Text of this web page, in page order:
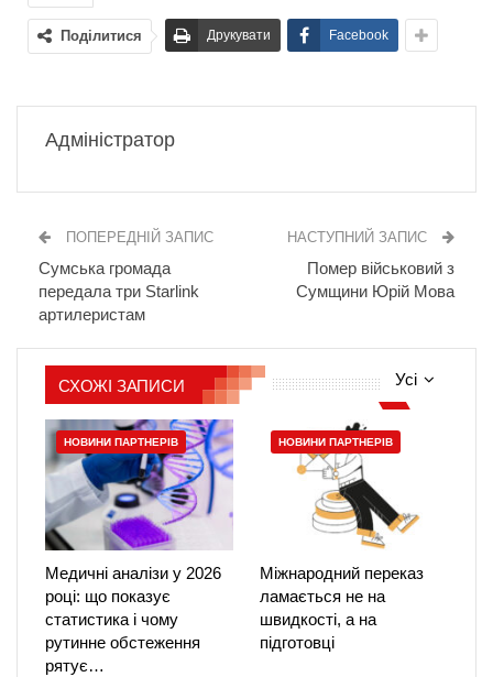
Поділитися Друкувати Facebook
Адміністратор
ПОПЕРЕДНІЙ ЗАПИС
Сумська громада
передала три Starlink
артилеристам
НАСТУПНИЙ ЗАПИС
Помер військовий з
Сумщини Юрій Мова
Усі
СХОЖІ ЗАПИСИ
НОВИНИ ПАРТНЕРІВ
Медичні аналізи у 2026
році: що показує
статистика і чому
рутинне обстеження
рятує…
НОВИНИ ПАРТНЕРІВ
Міжнародний переказ
ламається не на
швидкості, а на
підготовці